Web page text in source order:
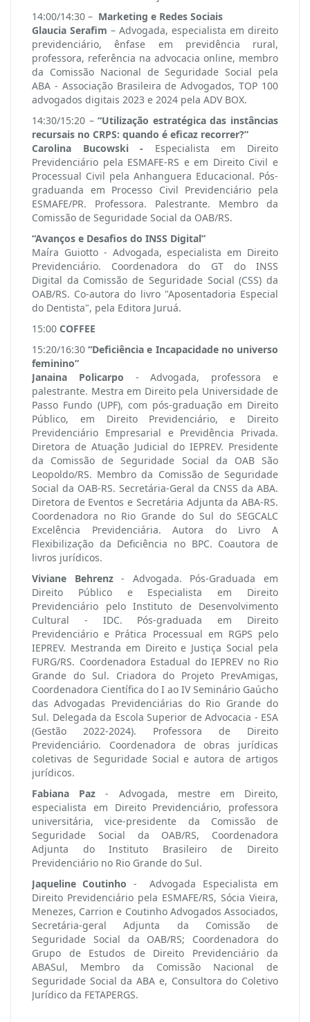
14:00/14:30 – Marketing e Redes Sociais
Glaucia Serafim – Advogada, especialista em direito
previdenciário, ênfase em previdência rural,
professora, referência na advocacia online, membro
da Comissão Nacional de Seguridade Social pela
ABA - Associação Brasileira de Advogados, TOP 100
advogados digitais 2023 e 2024 pela ADV BOX.
14:30/15:20 –“Utilização estratégica das instâncias
recursais no CRPS: quando é eficaz recorrer?”
Carolina Bucowski - Especialista em Direito
Previdenciário pela ESMAFE-RS e em Direito Civil e
Processual Civil pela Anhanguera Educacional. Pós-
graduanda em Processo Civil Previdenciário pela
ESMAFE/PR. Professora. Palestrante. Membro da
Comissão de Seguridade Social da OAB/RS.
“Avanços e Desafios do INSS Digital”
Maíra Guiotto - Advogada, especialista em Direito
Previdenciário. Coordenadora do GT do INSS
Digital da Comissão de Seguridade Social (CSS) da
OAB/RS. Co-autora do livro "Aposentadoria Especial
do Dentista", pela Editora Juruá.
15:00 COFFEE
15:20/16:30“Deficiência e Incapacidade no universo
feminino”
Janaina Policarpo - Advogada, professora e
palestrante. Mestra em Direito pela Universidade de
Passo Fundo (UPF), com pós-graduação em Direito
Público, em Direito Previdenciário, e Direito
Previdenciário Empresarial e Previdência Privada.
Diretora de Atuação Judicial do IEPREV. Presidente
da Comissão de Seguridade Social da OAB São
Leopoldo/RS. Membro da Comissão de Seguridade
Social da OAB-RS. Secretária-Geral da CNSS da ABA.
Diretora de Eventos e Secretária Adjunta da ABA-RS.
Coordenadora no Rio Grande do Sul do SEGCALC
Excelência Previdenciária. Autora do Livro A
Flexibilização da Deficiência no BPC. Coautora de
livros jurídicos.
Viviane Behrenz- Advogada. Pós-Graduada em
Direito Público e Especialista em Direito
Previdenciário pelo Instituto de Desenvolvimento
Cultural - IDC. Pós-graduada em Direito
Previdenciário e Prática Processual em RGPS pelo
IEPREV. Mestranda em Direito e Justiça Social pela
FURG/RS. Coordenadora Estadual do IEPREV no Rio
Grande do Sul. Criadora do Projeto PrevAmigas,
Coordenadora Científica do I ao IV Seminário Gaúcho
das Advogadas Previdenciárias do Rio Grande do
Sul. Delegada da Escola Superior de Advocacia - ESA
(Gestão 2022-2024). Professora de Direito
Previdenciário. Coordenadora de obras jurídicas
coletivas de Seguridade Social e autora de artigos
jurídicos.
Fabiana Paz - Advogada, mestre em Direito,
especialista em Direito Previdenciário, professora
universitária, vice-presidente da Comissão de
Seguridade Social da OAB/RS, Coordenadora
Adjunta do Instituto Brasileiro de Direito
Previdenciário no Rio Grande do Sul.
Jaqueline Coutinho - Advogada Especialista em
Direito Previdenciário pela ESMAFE/RS, Sócia Vieira,
Menezes, Carrion e Coutinho Advogados Associados,
Secretária-geral Adjunta da Comissão de
Seguridade Social da OAB/RS; Coordenadora do
Grupo de Estudos de Direito Previdenciário da
ABASul, Membro da Comissão Nacional de
Seguridade Social da ABA e, Consultora do Coletivo
Jurídico da FETAPERGS.